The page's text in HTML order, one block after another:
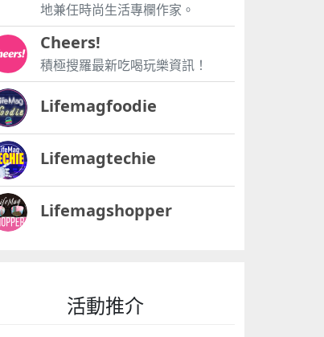
地兼任時尚生活專欄作家。
Cheers!
積極搜羅最新吃喝玩樂資訊！
Lifemagfoodie
Lifemagtechie
Lifemagshopper
活動推介